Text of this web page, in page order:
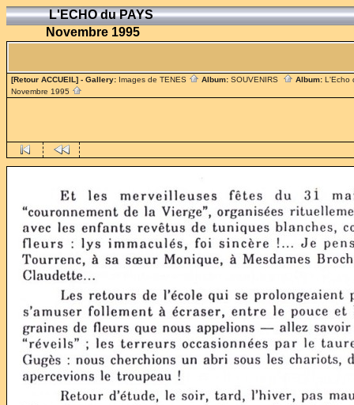
L'ECHO du PAYS
Novembre 1995
[Retour ACCUEIL] - Gallery: Images de TENES Album: SOUVENIRS Album: L'Echo
Novembre 1995